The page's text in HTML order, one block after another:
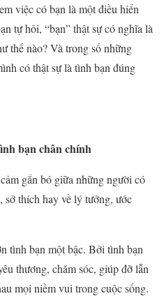
việc có bạn là một điều hiển
tự hỏi, “bạn” thật sự có nghĩa là
thế nào? Và trong số những
có thật sự là tình bạn đúng
bạn chân chính
gắn bó giữa những người có
sở thích hay về lý tưởng, ước
tình bạn một bậc. Bởi tình bạn
thương, chăm sóc, giúp đỡ lẫn
mọi niềm vui trong cuộc sống.